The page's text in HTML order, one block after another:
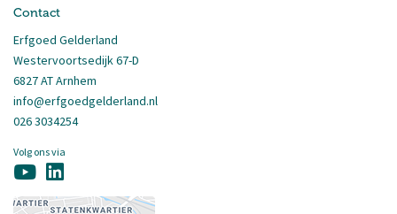
Contact
Erfgoed Gelderland
Westervoortsedijk 67-D
6827 AT Arnhem
info@erfgoedgelderland.nl
026 3034254
Volg ons via